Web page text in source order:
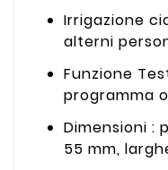
Irrigazione
alterni
Funzione
programma
Dimensioni :
55 mm,